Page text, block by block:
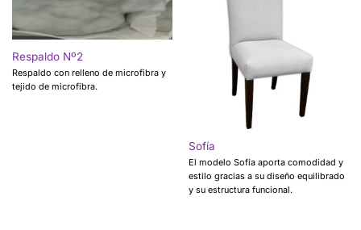
Respaldo Nº2
Respaldo con relleno de microfibra y
tejido de microfibra.
Sofía
El modelo Sofía aporta comodidad y
estilo gracias a su diseño equilibrado
y su estructura funcional.